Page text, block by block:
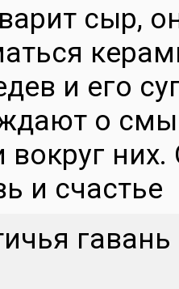
сыр,
и его
о
них.
и счастье